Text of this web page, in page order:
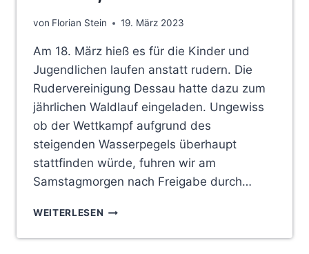
von Florian Stein 19. März 2023
Am 18. März hieß es für die Kinder und
Jugendlichen laufen anstatt rudern. Die
Rudervereinigung Dessau hatte dazu zum
jährlichen Waldlauf eingeladen. Ungewiss
ob der Wettkampf aufgrund des
steigenden Wasserpegels überhaupt
stattfinden würde, fuhren wir am
Samstagmorgen nach Freigabe durch…
WEITERLESEN LAUFEN,
RUDERN